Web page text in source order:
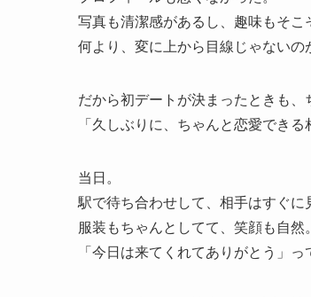
写真も清潔感があるし、趣味もそこ
何より、変に上から目線じゃないの
だから初デートが決まったときも、
「久しぶりに、ちゃんと恋愛できる
当日。
駅で待ち合わせして、相手はすぐに
服装もちゃんとしてて、笑顔も自然。
「今日は来てくれてありがとう」